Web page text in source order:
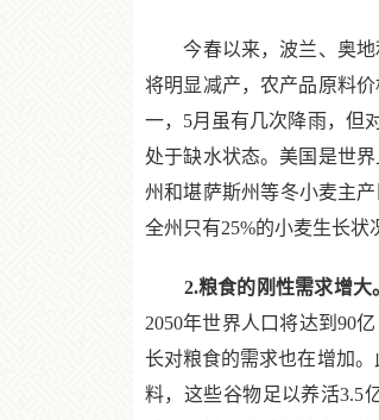
今春以来，波兰、奥地
将明显减产，农产品原料
一，5月虽有几次降雨，但
处于缺水状态。美国是世
州和堪萨斯州等冬小麦主
全州只有25%的小麦生长状
2.粮食的刚性需求增大
2050年世界人口将达到90
长对粮食的需求也在增加
料，这些谷物足以养活3.5